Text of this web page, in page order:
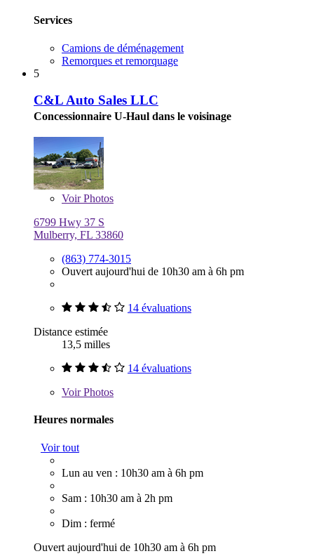
Services
Camions de déménagement
Remorques et remorquage
5
C&L Auto Sales LLC
Concessionnaire U-Haul dans le voisinage
VoirPhotos
6799 Hwy 37 S
Mulberry, FL 33860
(863) 774-3015
Ouvert aujourd'hui de 10h30 am à 6h pm
14 évaluations
Distance estimée
13,5 milles
14 évaluations
VoirPhotos
Heures normales
Voir tout
Lun au ven : 10h30 am à 6h pm
Sam : 10h30 am à 2h pm
Dim : fermé
Ouvert aujourd'hui de 10h30 am à 6h pm